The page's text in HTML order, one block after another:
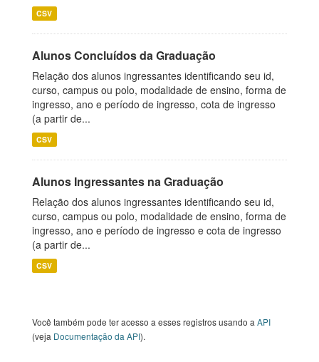
CSV
Alunos Concluídos da Graduação
Relação dos alunos ingressantes identificando seu id,
curso, campus ou polo, modalidade de ensino, forma de
ingresso, ano e período de ingresso, cota de ingresso
(a partir de...
CSV
Alunos Ingressantes na Graduação
Relação dos alunos ingressantes identificando seu id,
curso, campus ou polo, modalidade de ensino, forma de
ingresso, ano e período de ingresso e cota de ingresso
(a partir de...
CSV
Você também pode ter acesso a esses registros usando a API
(veja Documentação da API).